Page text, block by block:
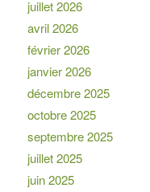
juillet 2026
avril 2026
février 2026
janvier 2026
décembre 2025
octobre 2025
septembre 2025
juillet 2025
juin 2025